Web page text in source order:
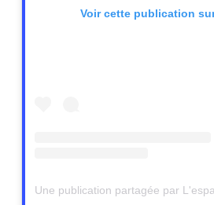
Voir cette publication